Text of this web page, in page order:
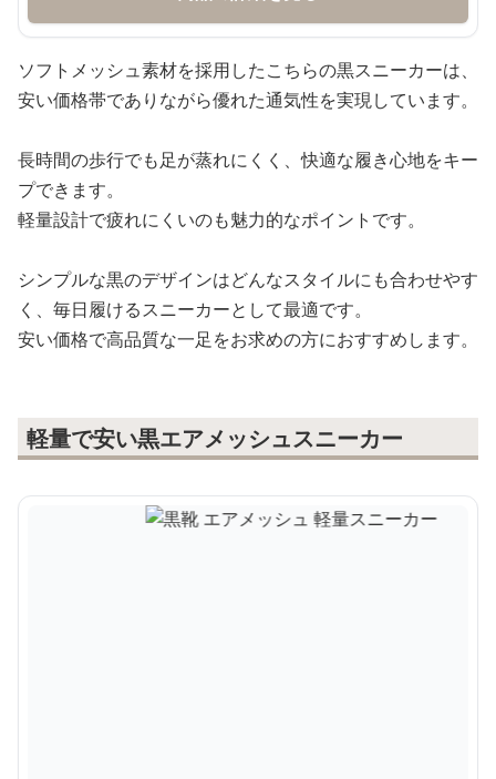
ソフトメッシュ素材を採用したこちらの黒スニーカーは、
安い価格帯でありながら優れた通気性を実現しています。
長時間の歩行でも足が蒸れにくく、快適な履き心地をキー
プできます。
軽量設計で疲れにくいのも魅力的なポイントです。
シンプルな黒のデザインはどんなスタイルにも合わせやす
く、毎日履けるスニーカーとして最適です。
安い価格で高品質な一足をお求めの方におすすめします。
軽量で安い黒エアメッシュスニーカー